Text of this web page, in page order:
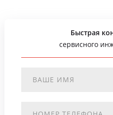
Быстрая
сервисного